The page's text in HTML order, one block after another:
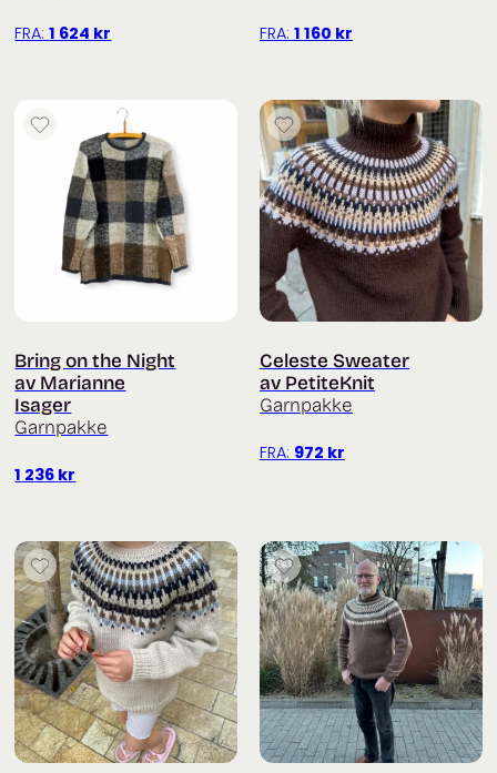
FRA:1 624 kr FRA: 1 160 kr
Bring on the Night
av Marianne
Isager
Garnpakke
1 236 kr
Celeste Sweater
av PetiteKnit
Garnpakke
FRA: 972 kr